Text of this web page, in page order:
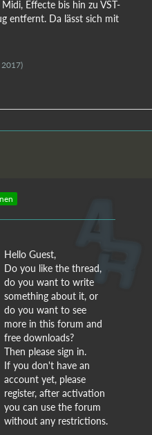
Effecte bis hin zu VST-
entfernt. Da lässt sich mit
2017)
Hello Guest,
Do you like the thread,
do you want to write
something about it, or
do you want to see
more in this forum and
free downloads?
Then please sign in.
If you don't have an
account yet, please
register, after activation
you can use the forum
without any restrictions.